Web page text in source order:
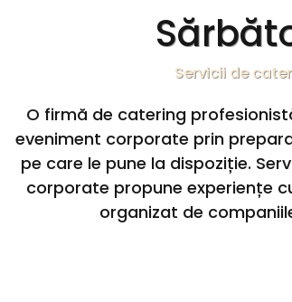
Servicii de
O firmă de catering
eveniment corporate prin
pe care le pune la dispoziție.
corporate propune experiențe
organizat de